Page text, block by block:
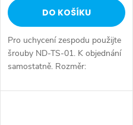
DO KOŠÍKU
Pro uchycení zespodu použijte
šrouby ND-TS-01. K objednání
samostatně. Rozměr:
• Hloubka: 450 mm • Barva: